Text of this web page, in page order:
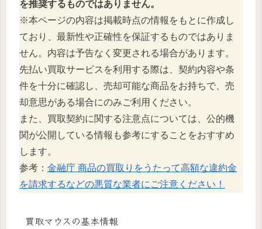
を推奨するものではありません。
※本ページの内容は掲載時点の情報をもとに作成し
ており、最新性や正確性を保証するものではありま
せん。内容は予告なく変更される場合があります。
先払い買取サービスを利用する際は、契約内容や条
件を十分に確認し、売却可能な商品をお持ちで、売
却意思がある場合にのみご利用ください。
また、買取契約に関する注意点については、公的機
関が公開している情報も参考にすることをおすすめ
します。
参考： 金融庁 商品の買取りをうたって高額な違約金
を請求するなどの悪質な業者にご注意ください！
買取マウスの基本情報